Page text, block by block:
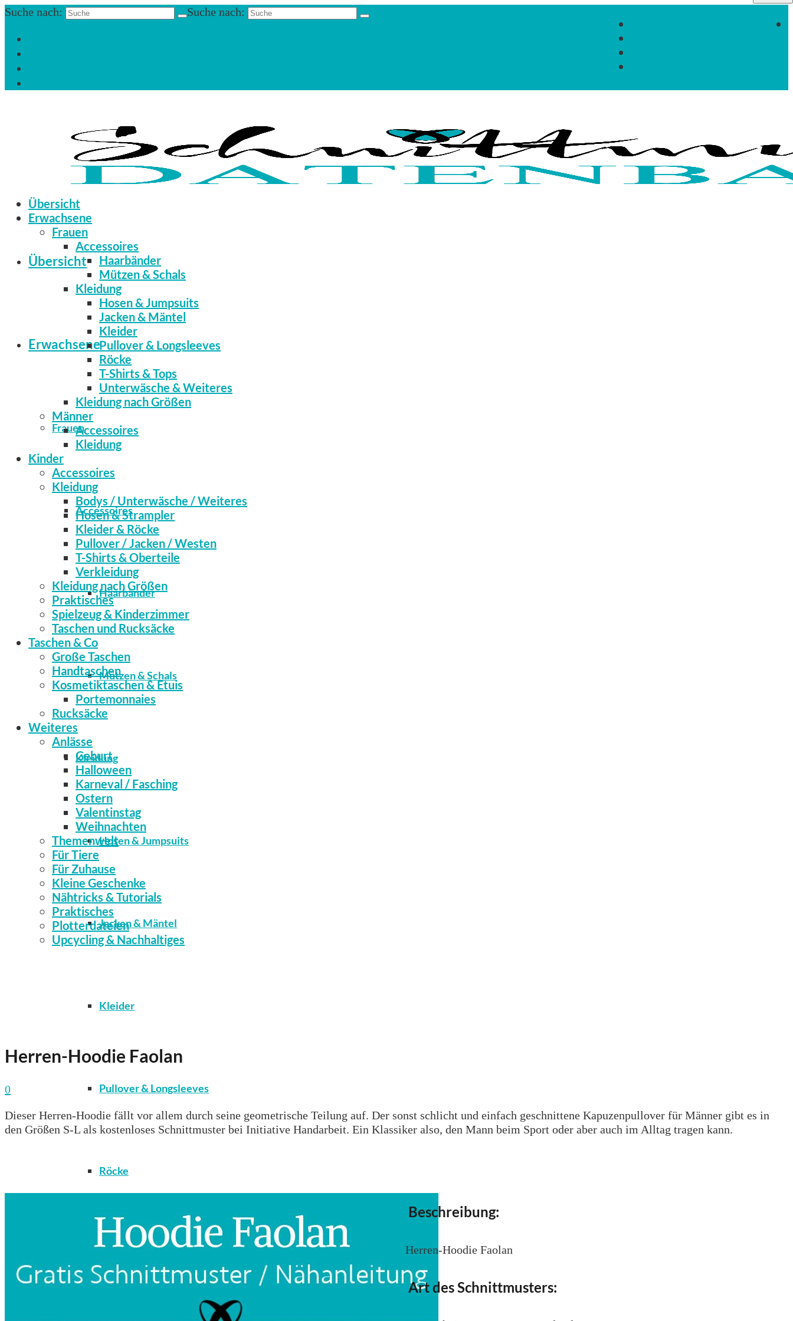
Suche nach: Suche nach:
Übersicht
Erwachsene
Frauen
Accessoires
Haarbänder
Mützen & Schals
Kleidung
Hosen & Jumpsuits
Jacken & Mäntel
Kleider
Pullover & Longsleeves
Röcke
Übersicht
Erwachsene
Frauen
Accessoires
Haarbänder
Mützen & Schals
Kleidung
Hosen & Jumpsuits
Jacken & Mäntel
Kleider
Pullover & Longsleeves
Röcke
T-Shirts & Tops
Unterwäsche & Weiteres
Kleidung nach Größen
Männer
Accessoires
Kleidung
Kinder
Accessoires
Kleidung
Bodys / Unterwäsche / Weiteres
Hosen & Strampler
Kleider & Röcke
Pullover / Jacken / Westen
T-Shirts & Oberteile
Verkleidung
Kleidung nach Größen
Praktisches
Spielzeug & Kinderzimmer
Taschen und Rucksäcke
Taschen & Co
Große Taschen
Handtaschen
Kosmetiktaschen & Etuis
Portemonnaies
Rucksäcke
Weiteres
Anlässe
Geburt
Halloween
Karneval / Fasching
Ostern
Valentinstag
Weihnachten
Themenwelt
Für Tiere
Für Zuhause
Kleine Geschenke
Nähtricks & Tutorials
Praktisches
Plotterdateien
Upcycling & Nachhaltiges
Herren-Hoodie Faolan
0
Dieser Herren-Hoodie fällt vor allem durch seine geometrische Teilung auf. Der sonst schlicht und einfach geschnittene Kapuzenpullover für Männer gibt es in
den Größen S-L als kostenloses Schnittmuster bei Initiative Handarbeit. Ein Klassiker also, den Mann beim Sport oder aber auch im Alltag tragen kann.
Beschreibung:
Herren-Hoodie Faolan
Art des Schnittmusters: